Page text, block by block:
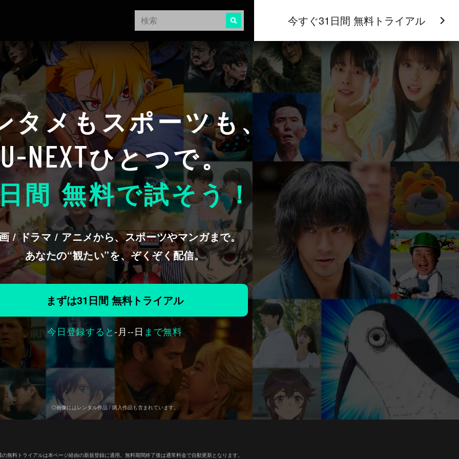
今すぐ31日間 無料トライアル
タメもスポーツも、
U-NEXTひとつで。
間 無料で試そう！
/ ドラマ / アニメから、スポーツやマンガまで。
あなたの“観たい”を、ぞくぞく配信。
まずは31日間 無料トライアル
今日登録すると-月--日 まで無料
◎画像にはレンタル作品 / 購入作品も含まれています。
無料トライアルは本ページ経由の新規登録に適用。無料期間終了後は通常料金で自動更新となります。